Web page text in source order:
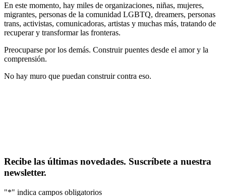
En este momento, hay miles de organizaciones, niñas, mujeres,
migrantes, personas de la comunidad LGBTQ, dreamers, personas
trans, activistas, comunicadoras, artistas y muchas más, tratando de
recuperar y transformar las fronteras.
Preocuparse por los demás. Construir puentes desde el amor y la
comprensión.
No hay muro que puedan construir contra eso.
Recibe las últimas novedades. Suscríbete a nuestra
newsletter.
"*" indica campos obligatorios